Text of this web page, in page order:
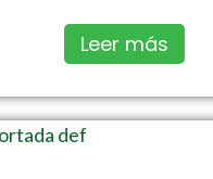
Leer más